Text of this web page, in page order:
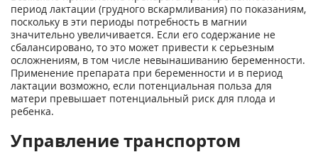
период лактации (грудного вскармливания) по показаниям,
поскольку в эти периоды потребность в магнии
значительно увеличивается. Если его содержание не
сбалансировано, то это может привести к серьезным
осложнениям, в том числе невынашиванию беременности.
Применение препарата при беременности и в период
лактации возможно, если потенциальная польза для
матери превышает потенциальный риск для плода и
ребенка.
Управление транспортом